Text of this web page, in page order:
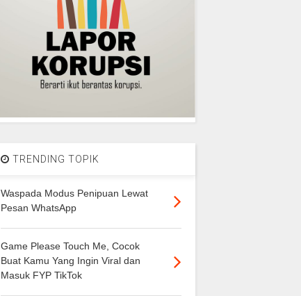
TRENDING TOPIK
Waspada Modus Penipuan Lewat
Pesan WhatsApp
Game Please Touch Me, Cocok
Buat Kamu Yang Ingin Viral dan
Masuk FYP TikTok